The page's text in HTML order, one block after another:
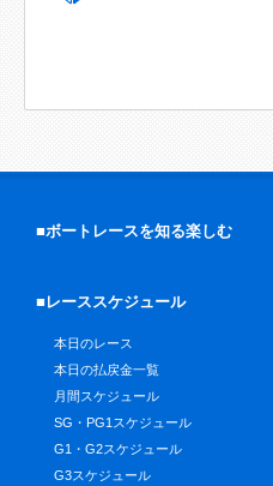
■ボートレースを知る楽しむ
■レーススケジュール
本日のレース
本日の払戻金一覧
月間スケジュール
SG・PG1スケジュール
G1・G2スケジュール
G3スケジュール